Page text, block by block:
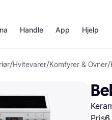
Betal nå
Betal i 3
Betal innen
Finansiering
Handle
Butikker
App Hjelp
/Hvitevarer/Komfyrer & Ovner/
Pris6